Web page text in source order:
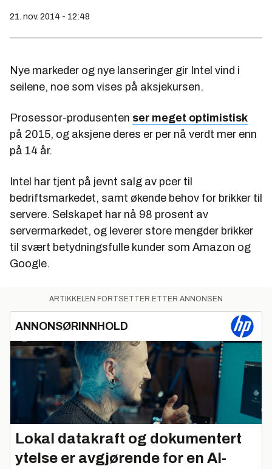
21. nov. 2014 - 12:48
Nye markeder og nye lanseringer gir Intel vind i
seilene, noe som vises på aksjekursen.
Prosessor-produsenten ser meget optimistisk
på 2015, og aksjene deres er per nå verdt mer enn
på 14 år.
Intel har tjent på jevnt salg av pcer til
bedriftsmarkedet, samt økende behov for brikker til
servere. Selskapet har nå 98 prosent av
servermarkedet, og leverer store mengder brikker
til svært betydningsfulle kunder som Amazon og
Google.
ARTIKKELEN FORTSETTER ETTER ANNONSEN
ANNONSØRINNHOLD
Lokal datakraft og dokumentert
ytelse er avgjørende for en AI-